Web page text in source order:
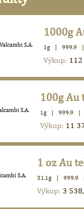
1000g
1g 999.9
Výkup: 112
100g Au
1g 999.9
Výkup: 11
1 oz Au
31.1g 999.9
Výkup: 3